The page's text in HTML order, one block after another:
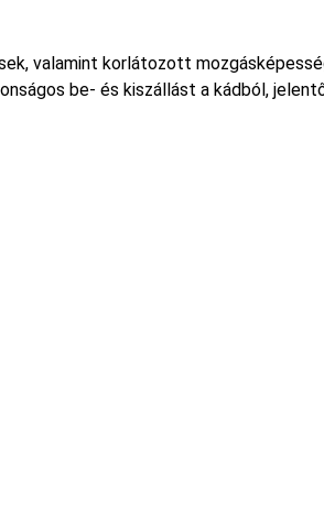
valamint korlátozott
be- és kiszállást a kádból,